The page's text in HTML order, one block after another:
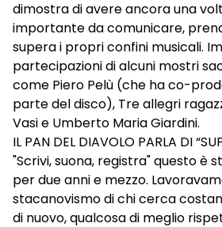
dimostra di avere ancora una
importante da comunicare,
supera i propri confini musicali.
partecipazioni di alcuni mostri
come Piero Pelù (che ha co-
parte del disco), Tre allegri
Vasi e Umberto Maria Giardini.
IL PAN DEL DIAVOLO PARLA DI
"Scrivi, suona, registra" questo è
per due anni e mezzo.
stacanovismo di chi cerca
di nuovo, qualcosa di meglio